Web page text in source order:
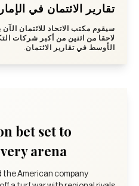
تقارير الائتمان في
سيقوم مكتب الاتحاد للائتمان الآن
لاحقا من اثنين من أكبر شركات
الأوسط في تقارير الائتمان.
bet set to
arena
the American company